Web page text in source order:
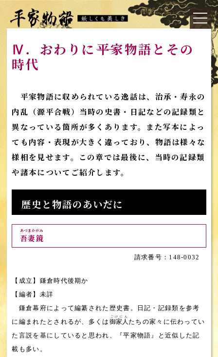
Ⅳ．おわりに――平家物語とその
時代
平家物語に収められている逸話は、治承・寿永の
内乱（源平合戦）当時の史書・日記などの記録類と
異なっている箇所が多くあります。また写本によっ
ても内容・表現が大きく違っており、物語は様々な
様相を見せます。この章では最後に、当時の記録類
や諸本についてご紹介します。
歴史と物語のあいだに
吾妻鏡
あづまかがみ
148-0032
【成立】鎌倉時代後期か
【編者】未詳
鎌倉幕府によって編纂された歴史書。日記・記録類を参考
に編まれたとされるが、多くは 御家人
ごけにん
たちの家々に伝わってい
た言説を基にしていると思われ、『平家物語』と近似した記
載も多い。